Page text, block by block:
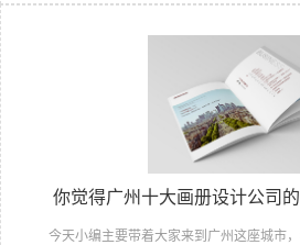
性要求的前提下进行。 2.充分考虑标志实际
式、材料和制作条件采取相应的设计手段。同
方式 如印刷、广告、映像等 或放大
你觉得广州十大画册设计公司
今天小编主要带着大家来到广州这座城市，